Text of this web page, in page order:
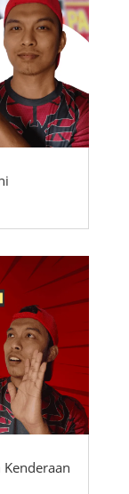
Kenderaan